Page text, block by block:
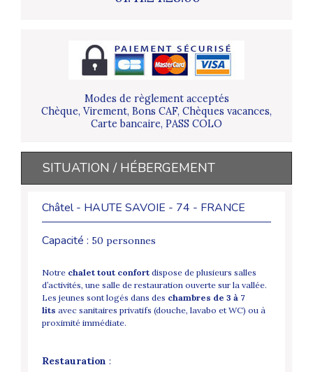
Modes de règlement acceptés
Chèque, Virement, Bons CAF, Chèques vacances,
Carte bancaire, PASS COLO
SITUATION / HÉBERGEMENT
Châtel - HAUTE SAVOIE - 74 - FRANCE
Capacité : 50 personnes
Notre chalet tout confort dispose de plusieurs salles
d’activités, une salle de restauration ouverte sur la vallée.
Les jeunes sont logés dans des chambres de 3 à 7
lits avec sanitaires privatifs (douche, lavabo et WC) ou à
proximité immédiate.
Restauration :